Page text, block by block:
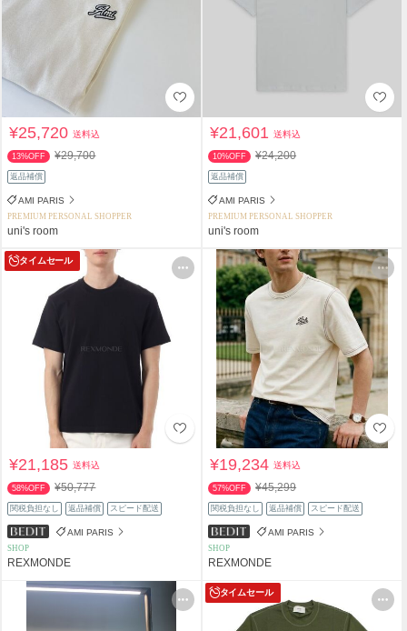
¥25,720送料込
13%OFF ¥29,700
返品補償
AMI PARIS
PREMIUM PERSONAL SHOPPER
uni's room
¥21,601送料込
10%OFF ¥24,200
返品補償
AMI PARIS
PREMIUM PERSONAL SHOPPER
uni's room
タイムセール
¥21,185送料込
58%OFF ¥50,777
関税負担なし 返品補償 スピード配送
AMI PARIS
SHOP
REXMONDE
¥19,234送料込
57%OFF ¥45,299
関税負担なし 返品補償 スピード配送
AMI PARIS
SHOP
REXMONDE
タイムセール